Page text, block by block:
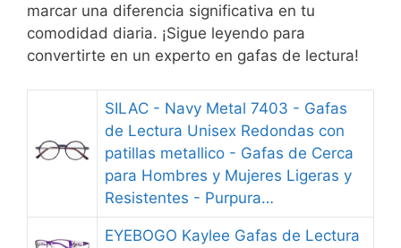
marcar una diferencia significativa en tu
comodidad diaria. ¡Sigue leyendo para
convertirte en un experto en gafas de lectura!
SILAC - Navy Metal 7403 - Gafas
de Lectura Unisex Redondas con
patillas metallico - Gafas de Cerca
para Hombres y Mujeres Ligeras y
Resistentes - Purpura…
EYEBOGO Kaylee Gafas de Lectura